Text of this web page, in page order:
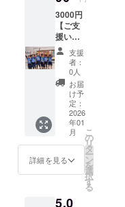
す。是
非よろ
しくお
願いい
たしま
す。
①氏
名、②
連絡先
（メー
ルアド
レス）
を ご記
入くだ
さいま
すよう
よろし
くお願
いいた
しま
す！ ※
能でご
3000円
【ご支
援いた
だいた
皆様
へ】 こ
どもた
ちから
のお礼
をメー
ルにて
お送り
しま
す。 ☆
オリジ
ナルデ
ボール
支援
者：
0人
お届
け予
定：
2026
年01
月
詳細を見る
こ
の
リ
タ
ー
ン
を
選
択
す
る
5,0